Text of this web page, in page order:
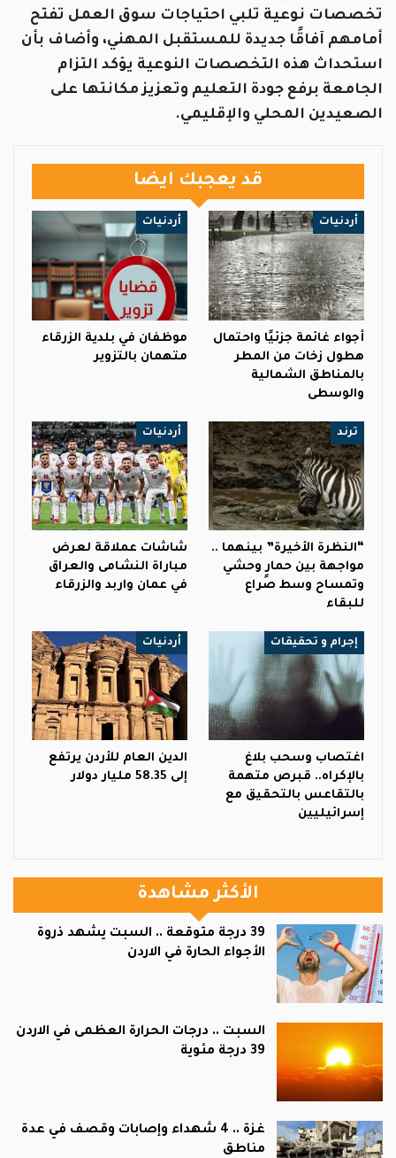
تخصصات نوعية تلبي احتياجات سوق العمل تفتح
أمامهم آفاقًا جديدة للمستقبل المهني، وأضاف بأن
استحداث هذه التخصصات النوعية يؤكد التزام
الجامعة برفع جودة التعليم وتعزيز مكانتها على
الصعيدين المحلي والإقليمي.
قد يعجبك ايضا
أردنيات
أجواء غائمة جزئيًا واحتمال
هطول زخات من المطر
بالمناطق الشمالية
والوسطى
أردنيات
موظفان في بلدية الزرقاء
متهمان بالتزوير
ترند
“النظرة الأخيرة” بينهما ..
مواجهة بين حمارٍ وحشي
وتمساح وسط صراع
للبقاء
أردنيات
شاشات عملاقة لعرض
مباراة النشامى والعراق
في عمان واربد والزرقاء
إجرام و تحقيقات
اغتصاب وسحب بلاغ
بالإكراه.. قبرص متهمة
بالتقاعس بالتحقيق مع
إسرائيليين
أردنيات
الدين العام للأردن يرتفع
إلى 58.35 مليار دولار
الأكثر مشاهدة
39 درجة متوقعة .. السبت يشهد ذروة
الأجواء الحارة في الاردن
السبت .. درجات الحرارة العظمى في الاردن
39 درجة مئوية
غزة .. 4 شهداء وإصابات وقصف في عدة
مناطق